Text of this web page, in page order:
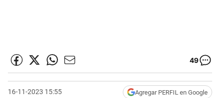
49
16-11-2023 15:55 Agregar PERFIL en Google